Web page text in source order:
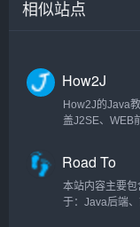
相似站点
How2J
How2J的Java
盖J2SE、WEB
和视频讲解的学
Java职业生涯打
基础
Road To
Coding（程
🐏）
本站内容主要包
于：Java后端